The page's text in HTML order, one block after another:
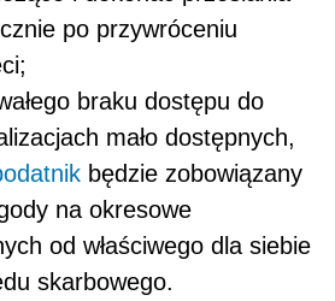
po przywróceniu
braku dostępu do
mało dostępnych,
będzie zobowiązany
na okresowe
od właściwego dla siebie
skarbowego.